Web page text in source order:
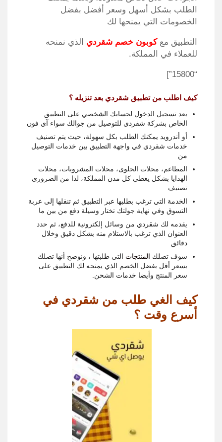
الطلب بشكل أسهل وسعر أفضل بفضل
الخصومات التي يمنحها لك
التطبيق معكوبون خصم شقردي الذي نمنحه
للعملاء في المملكة.
“15800”]
كيف اطلب من تطبيق شقردي بعد تنزيله ؟
بعد تسجيل الدخول لحسابك الشخصي على التطبيق
الخاص بشركة شقردي للتوصيل من جوالك سواء آي فون
أو أندرويد يمكنك الطلب بكل سهولة، حيث يتم تصنيف
خدمات شقردي في واجهة التطبيق بين خدمات التوصيل
من
المطاعم، محلات الحلوى، محلات المشروبات، محلات
الهدايا بشكل يغطي كل مدن المملكة، لذا من الضروري
تصنيف
الخدمة التي ترغب بطلبها عبر التطبيق ثم تنقلها إلى عربة
التسوق وفي نهاية جولتك تختار وسيلة دفع من بين ما
يقدمه لك شقردي من وسائل إلكترونية للدفع، ثم حدد
العنوان الذي ترغب بالاستلام منه بشكل دقيق وخلال
دقائق
سوف تصلك المنتجات التي طلبتها ، ونوضح أنها تصلك
بسعر أقل بفضل الخصم الذي يمنحه لك التطبيق على
سعر المنتج وأيضا خدمات الشحن.
كيف الغي طلب من شقردي في
أسرع وقت ؟